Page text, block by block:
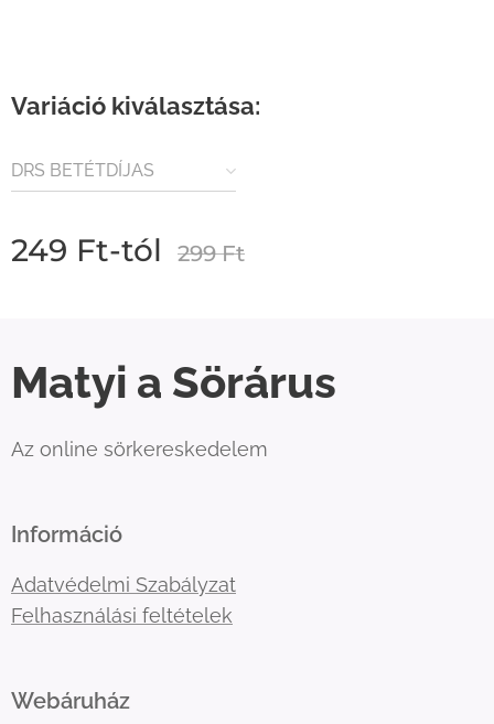
Variáció kiválasztása:
DRS BETÉTDÍJAS
249 Ft-tól 299Ft
Matyi a Sörárus
Az online sörkereskedelem
Információ
Adatvédelmi Szabályzat
Felhasználási feltételek
Webáruház